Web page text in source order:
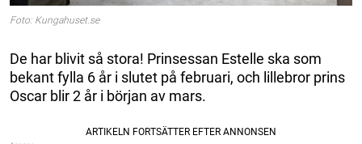
Foto: Kungahuset.se
De har blivit så stora! Prinsessan Estelle ska som
bekant fylla 6 år i slutet på februari, och lillebror prins
Oscar blir 2 år i början av mars.